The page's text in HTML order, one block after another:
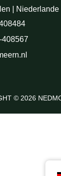
| Niederlande
408567
© 2026